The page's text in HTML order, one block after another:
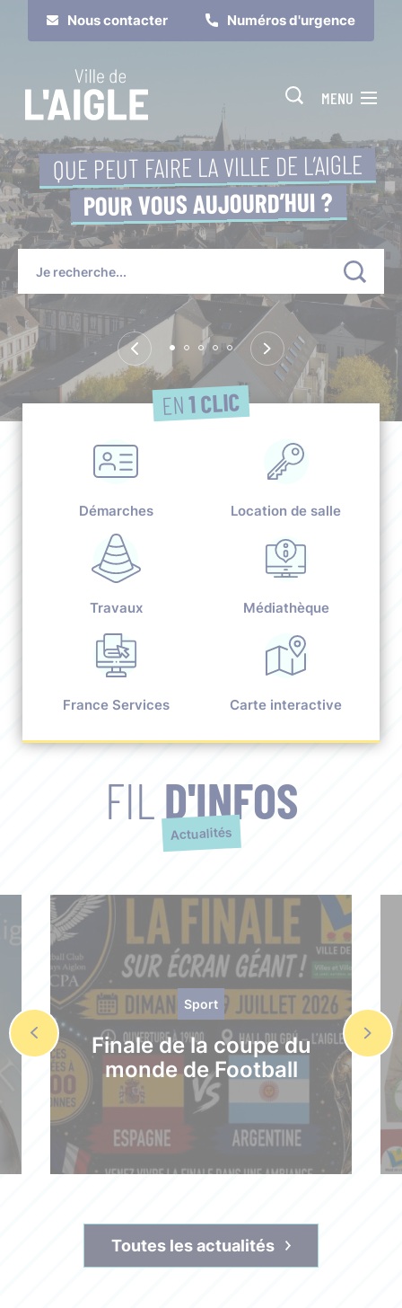
Nous contacter Numéros d'urgence
Je suis Je participe
MENU
QUE PEUT FAIRE LA VILLE DE L’AIGLE
POUR VOUS AUJOURD’HUI ?
EN1 CLIC
Démarches Location de salle
Travaux Médiathèque
France Services Carte interactive
FIL D'INFOS
Actualités
Sport
Finale de la coupe du
monde de Football
Toutes les actualités
Cookies management panel